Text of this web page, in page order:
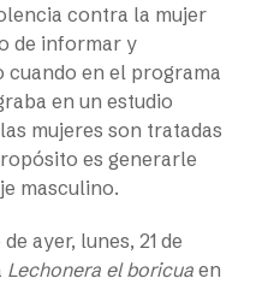
contra la mujer
de informar y
cuando en el programa
en un estudio
mujeres son tratadas
es generarle
masculino.
ayer, lunes, 21 de
Lechonera el boricua en